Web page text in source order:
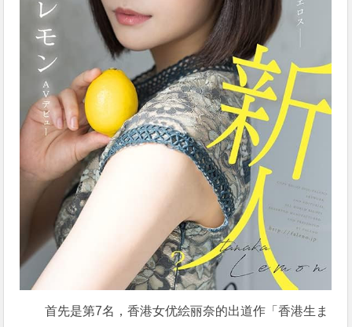
首先是第7名，香港女优絵丽奈的出道作「香港生ま